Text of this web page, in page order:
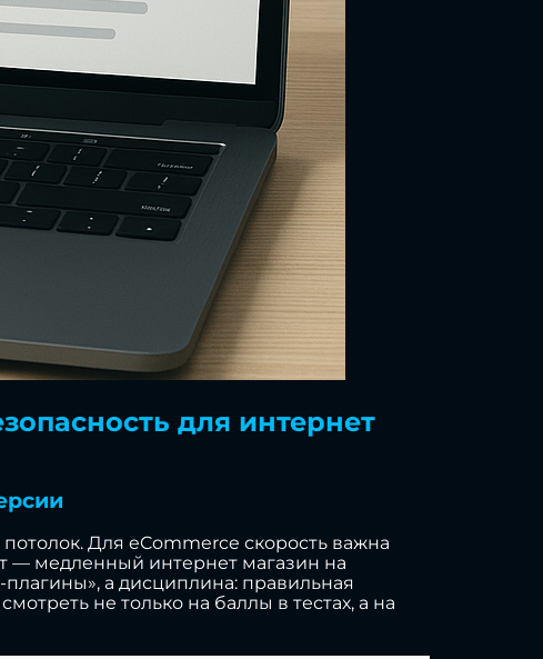
для интернет
Для eCommerce скорость важна
— медленный интернет магазин на
а дисциплина: правильная
не только на баллы в тестах, а на